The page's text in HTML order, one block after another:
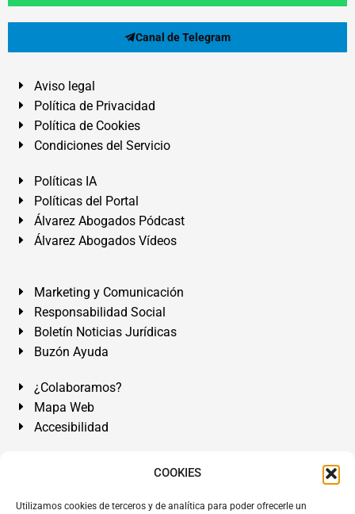
COOKIES
Utilizamos cookies de terceros y de analítica para poder ofrecerle un
Canal de Telegram
Aviso legal
Política de Privacidad
Política de Cookies
Condiciones del Servicio
Políticas IA
Políticas del Portal
Álvarez Abogados Pódcast
Álvarez Abogados Vídeos
Marketing y Comunicación
Responsabilidad Social
Boletín Noticias Jurídicas
Buzón Ayuda
¿Colaboramos?
Mapa Web
Accesibilidad
Álvarez Abogados Tenerife:Calle Teobaldo Power Nº 7,
de Tenerife. Islas Canarias.